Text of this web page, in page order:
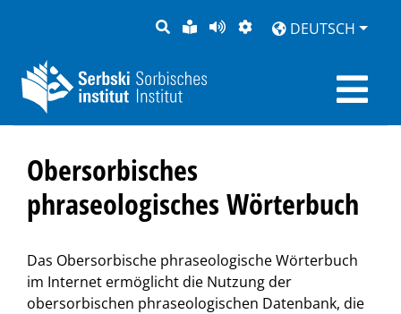
SUCHELEICHTE
SPRACHE
SEITEDARSTELLUNG
DEUTSCH
Obersorbisches
phraseologisches Wörterbuch
Das Obersorbische phraseologische Wörterbuch
im Internet ermöglicht die Nutzung der
obersorbischen phraseologischen Datenbank, die